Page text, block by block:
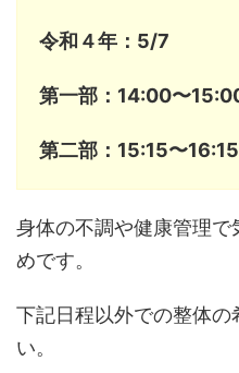
令和４年： 5/7
第一部：14:00〜
第二部：15:15〜
身体の不調や健康管理
めです。
下記日程以外での整体の
い。